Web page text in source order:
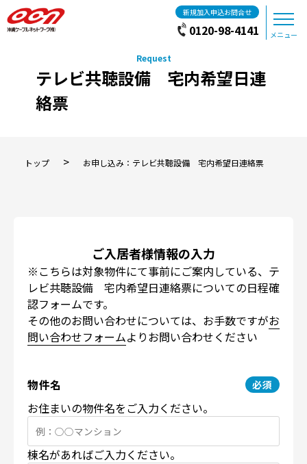
新規加入申込お問合せ
0120-98-4141 メニュー
テレビ共聴設備 宅内希望日連
絡票
トップ > お申し込み：テレビ共聴設備 宅内希望日連絡票
ご入居者様情報の入力
※こちらは対象物件にて事前にご案内している、テ
レビ共聴設備 宅内希望日連絡票についての日程確
認フォームです。
その他のお問い合わせについては、お手数ですがお
問い合わせフォームよりお問い合わせください
物件名
お住まいの物件名をご入力ください。
棟名があればご入力ください。